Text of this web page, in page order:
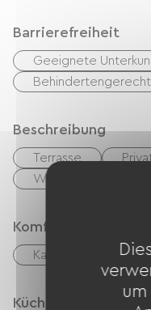
Barrierefreiheit
Geeignete
Beschreibung
Terrasse
Wohnzimmer /
Komfort
Kamin
Küche
um